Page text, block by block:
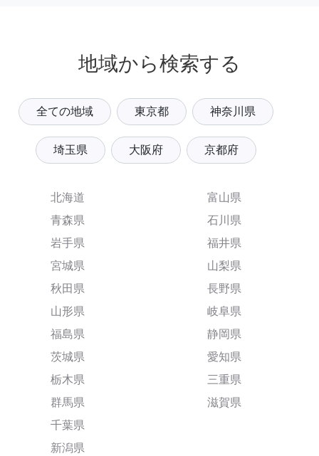
地域から検索する
全ての地域 東京都 神奈川県
埼玉県 大阪府 京都府
北海道
青森県
岩手県
宮城県
秋田県
山形県
福島県
茨城県
栃木県
群馬県
千葉県
新潟県
富山県
石川県
福井県
山梨県
長野県
岐阜県
静岡県
愛知県
三重県
滋賀県